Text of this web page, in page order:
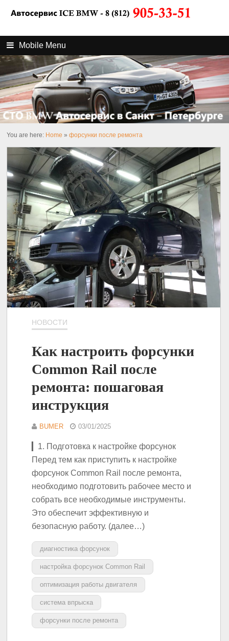
Mobile Menu
You are here: Home »форсунки после ремонта
НОВОСТИ
Как настроить форсунки
Common Rail после
ремонта: пошаговая
инструкция
BUMER 03/01/2025
▎1. Подготовка к настройке форсунок
Перед тем как приступить к настройке
форсунок Common Rail после ремонта,
необходимо подготовить рабочее место и
собрать все необходимые инструменты.
Это обеспечит эффективную и
безопасную работу. (далее…)
диагностика форсунок
настройка форсунок Common Rail
оптимизация работы двигателя
система впрыска
форсунки после ремонта